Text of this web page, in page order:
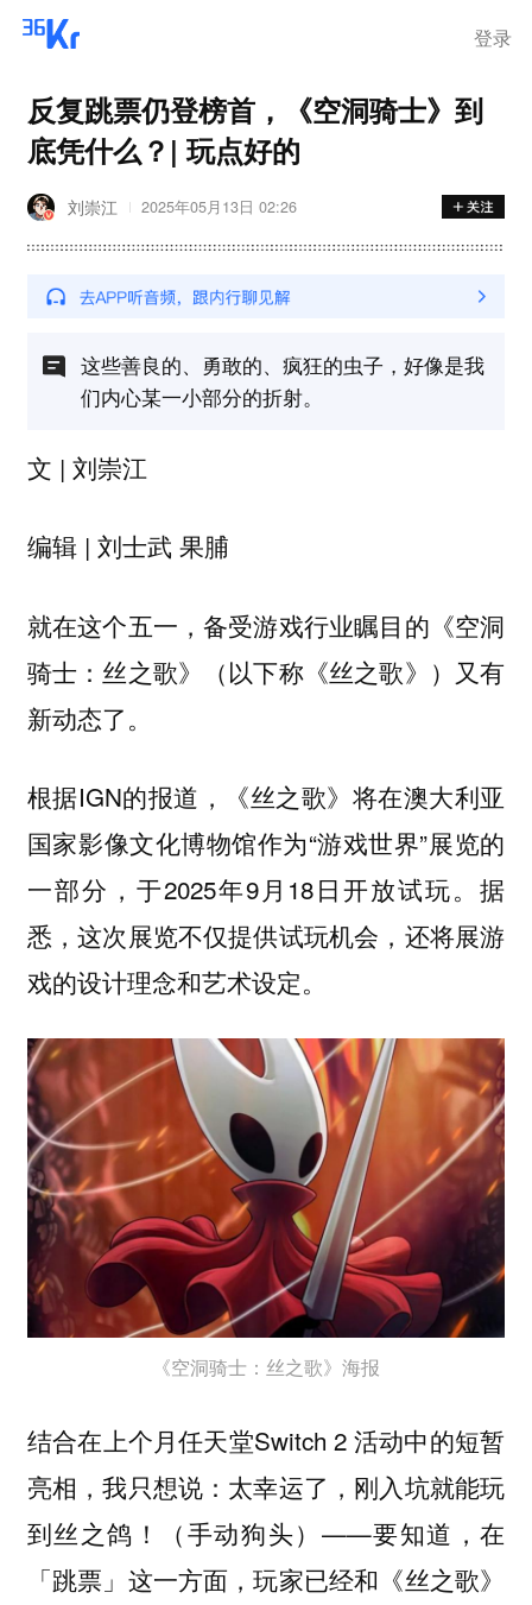
登录
反复跳票仍登榜首，《空洞骑士》到
底凭什么？| 玩点好的
刘崇江 2025年05月13日 02:26
这些善良的、勇敢的、疯狂的虫子，好像是我
们内心某一小部分的折射。
文 | 刘崇江‍
编辑 | 刘士武 果脯
就在这个五一，备受游戏行业瞩目的《空洞
骑士：丝之歌》（以下称《丝之歌》）又有
新动态了。
根据IGN的报道，《丝之歌》将在澳大利亚
国家影像文化博物馆作为“游戏世界”展览的
一部分，于2025年9月18日开放试玩。据
悉，这次展览不仅提供试玩机会，还将展游
戏的设计理念和艺术设定。
《空洞骑士：丝之歌》海报
结合在上个月任天堂Switch 2 活动中的短暂
亮相，我只想说：太幸运了，刚入坑就能玩
到丝之鸽！（手动狗头）——要知道，在
「跳票」这一方面，玩家已经和《丝之歌》